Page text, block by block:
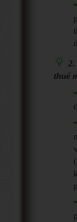
2.
thuế